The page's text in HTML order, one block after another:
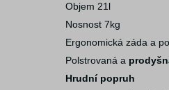
Objem 21l
Nosnost 7kg
Ergonomická záda a
Polstrovaná a
Hrudní popruh